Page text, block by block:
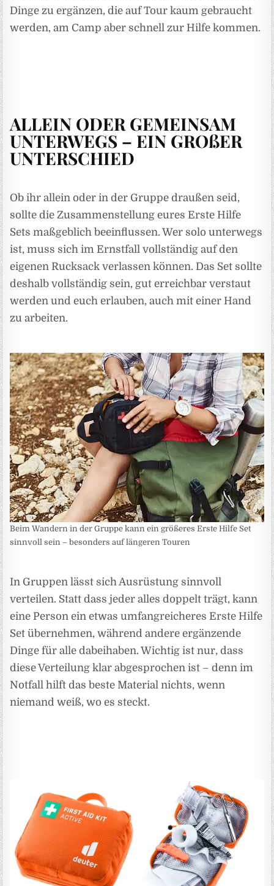
Dinge zu ergänzen, die auf Tour kaum gebraucht
werden, am Camp aber schnell zur Hilfe kommen.
ALLEIN ODER GEMEINSAM
UNTERWEGS – EIN GROßER
UNTERSCHIED
Ob ihr allein oder in der Gruppe draußen seid,
sollte die Zusammenstellung eures Erste Hilfe
Sets maßgeblich beeinflussen. Wer solo unterwegs
ist, muss sich im Ernstfall vollständig auf den
eigenen Rucksack verlassen können. Das Set sollte
deshalb vollständig sein, gut erreichbar verstaut
werden und euch erlauben, auch mit einer Hand
zu arbeiten.
Beim Wandern in der Gruppe kann ein größeres Erste Hilfe Set
sinnvoll sein – besonders auf längeren Touren
In Gruppen lässt sich Ausrüstung sinnvoll
verteilen. Statt dass jeder alles doppelt trägt, kann
eine Person ein etwas umfangreicheres Erste Hilfe
Set übernehmen, während andere ergänzende
Dinge für alle dabeihaben. Wichtig ist nur, dass
diese Verteilung klar abgesprochen ist – denn im
Notfall hilft das beste Material nichts, wenn
niemand weiß, wo es steckt.